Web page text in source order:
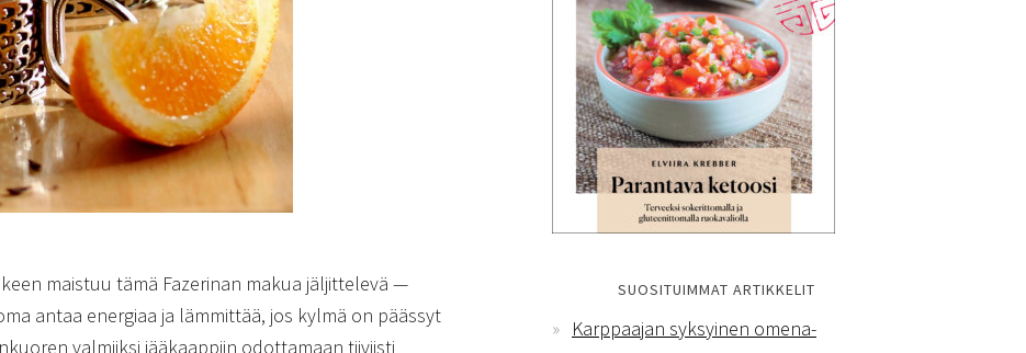
maistuu tämä Fazerinan makua jäljittelevä —
antaa energiaa ja lämmittää, jos kylmä on päässyt
valmiiksi jääkaappiin odottamaan tiiviisti
SUOSITUIMMAT ARTIKKELIT
Karppaajan syksyinen omena-